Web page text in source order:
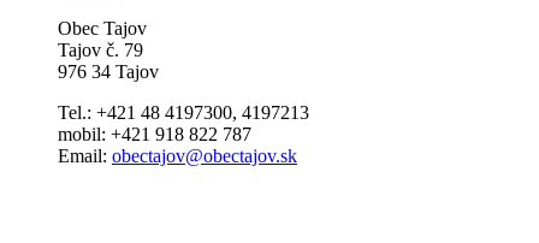
Obec Tajov
Tajov č. 79
976 34 Tajov
Tel.: +421 48 4197300, 4197213
mobil: +421 918 822 787
Email: obectajov@obectajov.sk